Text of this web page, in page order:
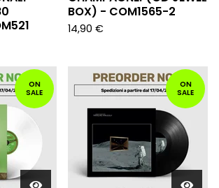
BOX) - COM1565-2
14,90 €
ON
SALE
ON
SALE